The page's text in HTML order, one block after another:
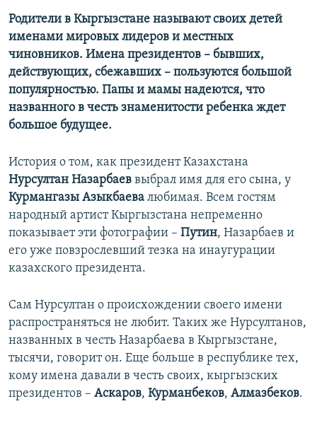
Родители в Кыргызстане называют своих детей
именами мировых лидеров и местных
чиновников. Имена президентов – бывших,
действующих, сбежавших – пользуются большой
популярностью. Папы и мамы надеются, что
названного в честь знаменитости ребенка ждет
большое будущее.
История о том, как президент Казахстана
Нурсултан Назарбаев выбрал имя для его сына, у
Курмангазы Азыкбаева любимая. Всем гостям
народный артист Кыргызстана непременно
показывает эти фотографии – Путин, Назарбаев и
его уже повзрослевший тезка на инаугурации
казахского президента.
Сам Нурсултан о происхождении своего имени
распространяться не любит. Таких же Нурсултанов,
названных в честь Назарбаева в Кыргызстане,
тысячи, говорит он. Еще больше в республике тех,
кому имена давали в честь своих, кыргызских
президентов – Аскаров, Курманбеков, Алмазбеков.